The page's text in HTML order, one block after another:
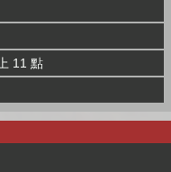
11 點